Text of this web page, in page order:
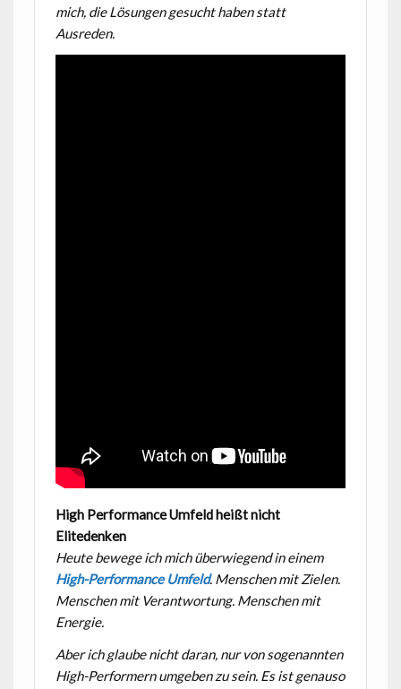
mich, die Lösungen gesucht haben statt
Ausreden.
High Performance Umfeld heißt nicht
Elitedenken
Heute bewege ich mich überwiegend in einem
High-Performance Umfeld. Menschen mit Zielen.
Menschen mit Verantwortung. Menschen mit
Energie.
Aber ich glaube nicht daran, nur von sogenannten
High-Performern umgeben zu sein. Es ist genauso